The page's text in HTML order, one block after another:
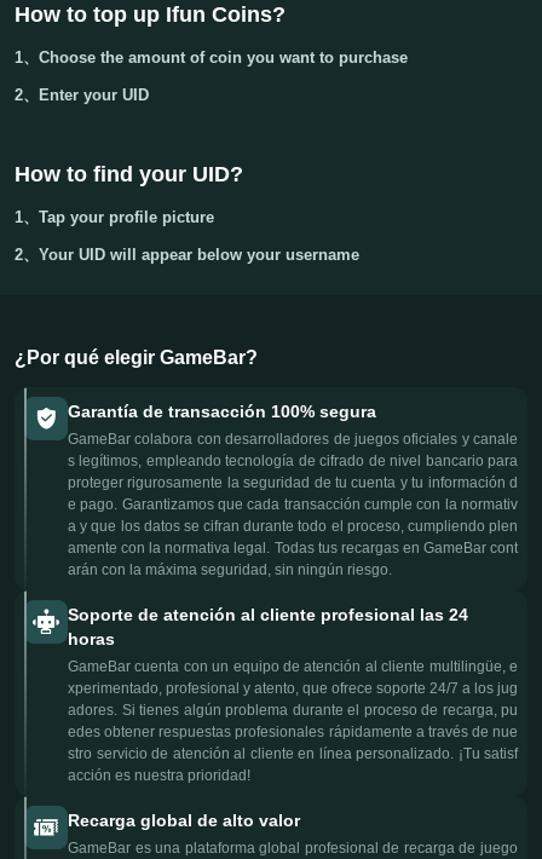
How to top up Ifun Coins?
1、Choose the amount of coin you want to purchase
2、Enter your UID
How to find your UID?
1、Tap your profile picture
2、Your UID will appear below your username
¿Por qué elegir GameBar?
Garantía de transacción 100% segura
GameBar colabora con desarrolladores de juegos oficiales y canale
s legítimos, empleando tecnología de cifrado de nivel bancario para
proteger rigurosamente la seguridad de tu cuenta y tu información d
e pago. Garantizamos que cada transacción cumple con la normativ
a y que los datos se cifran durante todo el proceso, cumpliendo plen
amente con la normativa legal. Todas tus recargas en GameBar cont
arán con la máxima seguridad, sin ningún riesgo.
Soporte de atención al cliente profesional las 24
horas
GameBar cuenta con un equipo de atención al cliente multilingüe, e
xperimentado, profesional y atento, que ofrece soporte 24/7 a los jug
adores. Si tienes algún problema durante el proceso de recarga, pu
edes obtener respuestas profesionales rápidamente a través de nue
stro servicio de atención al cliente en línea personalizado. ¡Tu satisf
acción es nuestra prioridad!
Recarga global de alto valor
GameBar es una plataforma global profesional de recarga de juego